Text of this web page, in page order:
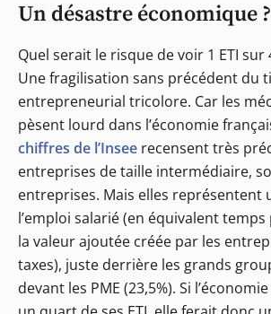
Un désastre économique ?
Quel serait le risque de voir 1 ETI
Une fragilisation sans précédent du
entrepreneurial tricolore. Car les
pèsent lourd dans l’économie
chiffres de l’Insee recensent très
entreprises de taille intermédiaire,
entreprises. Mais elles représentent
l’emploi salarié (en équivalent temps
la valeur ajoutée créée par les
taxes), juste derrière les grands
devant les PME (23,5%). Si